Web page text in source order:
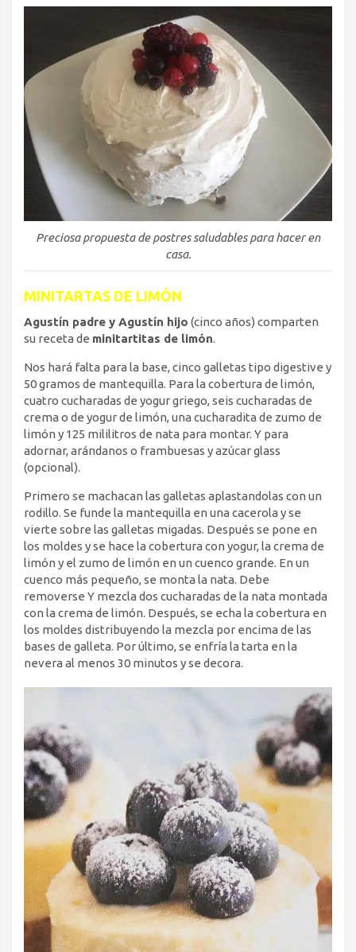
Preciosa propuesta de postres saludables para hacer en
casa.
MINITARTAS DE LIMÓN
Agustín padre y Agustín hijo (cinco años) comparten
su receta de minitartitas de limón.
Nos hará falta para la base, cinco galletas tipo digestive y
50 gramos de mantequilla. Para la cobertura de limón,
cuatro cucharadas de yogur griego, seis cucharadas de
crema o de yogur de limón, una cucharadita de zumo de
limón y 125 mililitros de nata para montar. Y para
adornar, arándanos o frambuesas y azúcar glass
(opcional).
Primero se machacan las galletas aplastandolas con un
rodillo. Se funde la mantequilla en una cacerola y se
vierte sobre las galletas migadas. Después se pone en
los moldes y se hace la cobertura con yogur, la crema de
limón y el zumo de limón en un cuenco grande. En un
cuenco más pequeño, se monta la nata. Debe
removerse Y mezcla dos cucharadas de la nata montada
con la crema de limón. Después, se echa la cobertura en
los moldes distribuyendo la mezcla por encima de las
bases de galleta. Por último, se enfría la tarta en la
nevera al menos 30 minutos y se decora.